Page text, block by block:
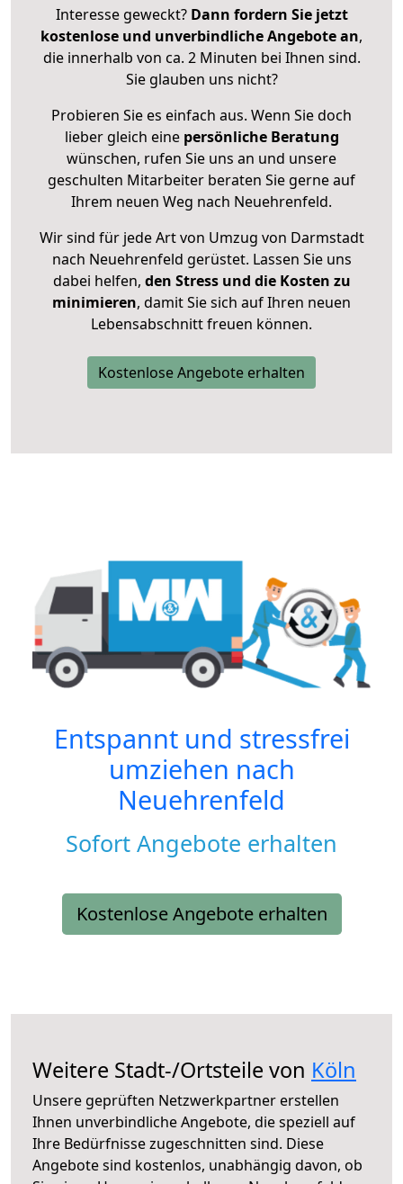
Interesse geweckt? Dann fordern Sie jetzt
kostenlose und unverbindliche Angebote an,
die innerhalb von ca. 2 Minuten bei Ihnen sind.
Sie glauben uns nicht?
Probieren Sie es einfach aus. Wenn Sie doch
lieber gleich eine persönliche Beratung
wünschen, rufen Sie uns an und unsere
geschulten Mitarbeiter beraten Sie gerne auf
Ihrem neuen Weg nach Neuehrenfeld.
Wir sind für jede Art von Umzug von Darmstadt
nach Neuehrenfeld gerüstet. Lassen Sie uns
dabei helfen, den Stress und die Kosten zu
minimieren, damit Sie sich auf Ihren neuen
Lebensabschnitt freuen können.
Kostenlose Angebote erhalten
Entspannt und stressfrei
umziehen nach
Neuehrenfeld
Sofort Angebote erhalten
Kostenlose Angebote erhalten
Weitere Stadt-/Ortsteile von Köln
Unsere geprüften Netzwerkpartner erstellen
Ihnen unverbindliche Angebote, die speziell auf
Ihre Bedürfnisse zugeschnitten sind. Diese
Angebote sind kostenlos, unabhängig davon, ob